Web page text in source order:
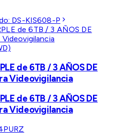
DS-KIS608-P
de 6TB / 3 AÑOS DE
Videovigilancia
de 6TB / 3 AÑOS DE
Videovigilancia